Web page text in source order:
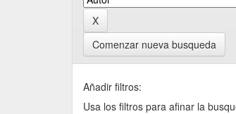
Comenzar nueva busqueda
Añadir filtros:
Usa los filtros para afinar la